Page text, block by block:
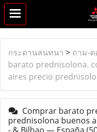
กระดานสนทนา > ถาม-
barato prednisolona.
aires precio
Comprar barato
prednisolona buenos